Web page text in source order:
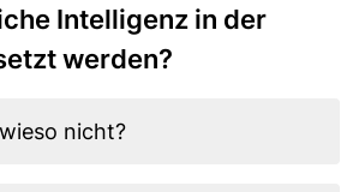
Intelligenz in der
werden?
nicht?